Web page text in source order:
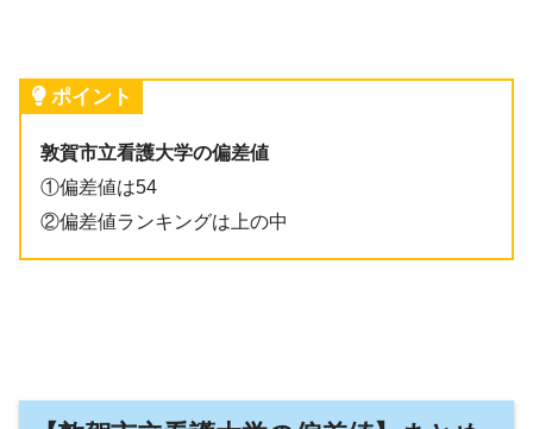
ポイント
敦賀市立看護大学の偏差値
①偏差値は54
②偏差値ランキングは上の中